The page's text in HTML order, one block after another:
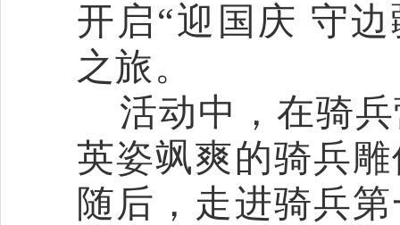
开启“迎国庆 守边
之旅。
活动中， 在骑
英姿飒爽的骑兵
随后， 走进骑兵